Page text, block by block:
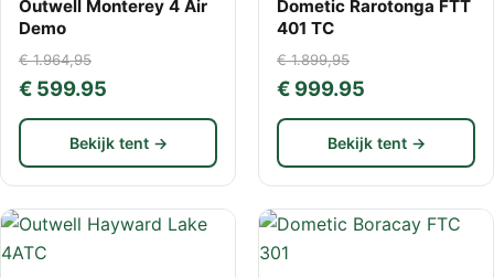
Outwell Monterey 4 Air
Demo
€ 1.964,95
€ 599.95
Bekijk tent →
Dometic Rarotonga FTT
401 TC
€ 1.899,95
€ 999.95
Bekijk tent →